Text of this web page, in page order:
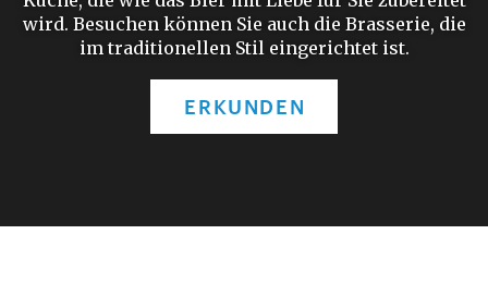
wird. Besuchen können Sie auch die Brasserie, die
im traditionellen Stil eingerichtet ist.
ERKUNDEN